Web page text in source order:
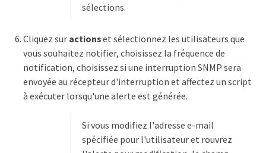
sélections.
Cliquez sur actionset sélectionnez les utilisateurs que
vous souhaitez notifier, choisissez la fréquence de
notification, choisissez si une interruption SNMP sera
envoyée au récepteur d'interruption et affectez un script
à exécuter lorsqu'une alerte est générée.
Si vous modifiez l'adresse e-mail
spécifiée pour l'utilisateur et rouvrez